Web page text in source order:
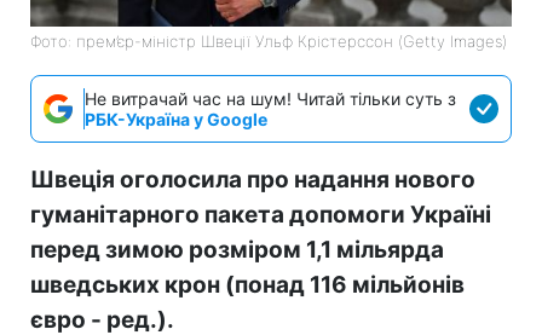
Фото: прем’єр-міністр Швеції Ульф Крістерссон (Getty Images)
Не витрачай час на шум! Читай тільки суть з
РБК-Україна у Google
Швеція оголосила про надання нового
гуманітарного пакета допомоги Україні
перед зимою розміром 1,1 мільярда
шведських крон (понад 116 мільйонів
євро - ред.).